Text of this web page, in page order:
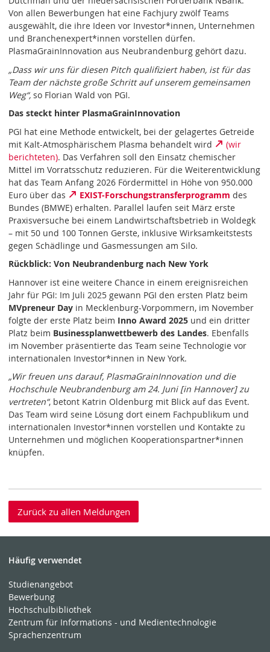
Von allen Bewerbungen hat eine Fachjury zwölf Teams
ausgewählt, die ihre Ideen vor Investor*innen, Unternehmen
und Branchenexpert*innen vorstellen dürfen.
PlasmaGrainInnovation aus Neubrandenburg gehört dazu.
„Dass wir uns für diesen Pitch qualifiziert haben, ist für das
Team der nächste große Schritt auf unserem gemeinsamen
Weg“, so Florian Wald von PGI.
Das steckt hinter PlasmaGrainInnovation
PGI hat eine Methode entwickelt, bei der gelagertes Getreide
mit Kalt-Atmosphärischem Plasma behandelt wird
(wir
berichteten). Das Verfahren soll den Einsatz chemischer
Mittel im Vorratsschutz reduzieren. Für die Weiterentwicklung
hat das Team Anfang 2026 Fördermittel in Höhe von 950.000
Euro über das
EXIST-Forschungstransferprogramm des
Bundes (BMWE) erhalten. Parallel laufen seit März erste
Praxisversuche bei einem Landwirtschaftsbetrieb in Woldegk
– mit 50 und 100 Tonnen Gerste, inklusive Wirksamkeitstests
gegen Schädlinge und Gasmessungen am Silo.
Rückblick: Von Neubrandenburg nach New York
Hannover ist eine weitere Chance in einem ereignisreichen
Jahr für PGI: Im Juli 2025 gewann PGI den ersten Platz beim
MVpreneur Day in Mecklenburg-Vorpommern, im November
folgte der erste Platz beim Inno Award 2025 und ein dritter
Platz beim Businessplanwettbewerb des Landes. Ebenfalls
im November präsentierte das Team seine Technologie vor
internationalen Investor*innen in New York.
„Wir freuen uns darauf, PlasmaGrainInnovation und die
Hochschule Neubrandenburg am 24. Juni [in Hannover] zu
vertreten“, betont Katrin Oldenburg mit Blick auf das Event.
Das Team wird seine Lösung dort einem Fachpublikum und
internationalen Investor*innen vorstellen und Kontakte zu
Unternehmen und möglichen Kooperationspartner*innen
knüpfen.
Zurück zu allen Meldungen
Häufig verwendet
Studienangebot
Bewerbung
Hochschulbibliothek
Zentrum für Informations - und Medientechnologie
Sprachenzentrum